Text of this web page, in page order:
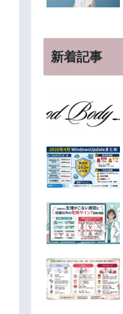
新着記事